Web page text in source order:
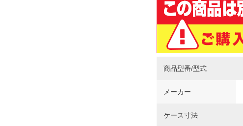
商品型番/型式
メーカー
ケース寸法